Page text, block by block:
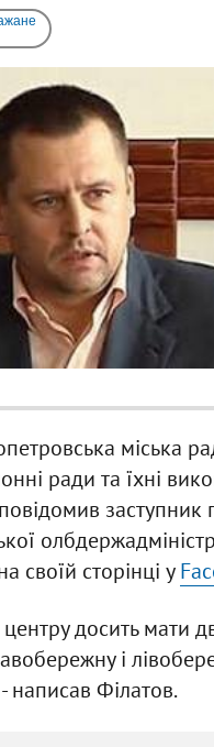
міська
ради та їхні
заступник
своїй сторінці у
досить мати
і
написав Філатов.